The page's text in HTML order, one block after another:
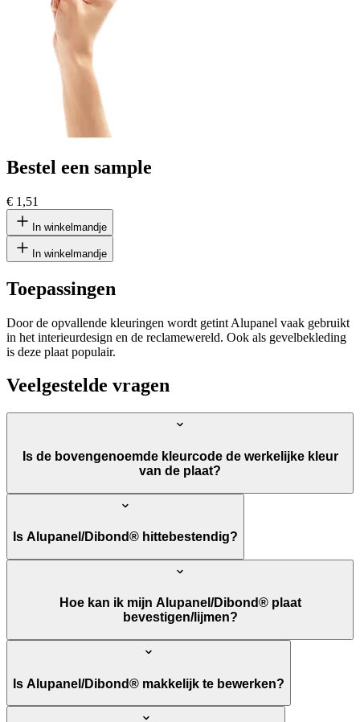
Bestel een sample
€ 1,51
In winkelmandje
In winkelmandje
Toepassingen
Door de opvallende kleuringen wordt getint Alupanel vaak gebruikt
in het interieurdesign en de reclamewereld. Ook als gevelbekleding
is deze plaat populair.
Veelgestelde vragen
Is de bovengenoemde kleurcode de werkelijke kleur
van de plaat?
Is Alupanel/Dibond® hittebestendig?
Hoe kan ik mijn Alupanel/Dibond® plaat
bevestigen/lijmen?
Is Alupanel/Dibond® makkelijk te bewerken?